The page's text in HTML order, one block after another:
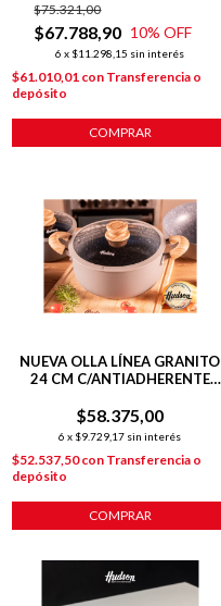
INDUCCIÓN
$67.788,90
$75.321,00
10% OFF
6 x $11.298,15 sin interés
$61.010,01 con Transferencia o
depósito
COMPRAR
NUEVA OLLA LÍNEA GRANITO
24 CM C/ANTIADHERENTE
$58.375,00
6 x $9.729,17 sin interés
$52.537,50con Transferencia o
depósito
COMPRAR